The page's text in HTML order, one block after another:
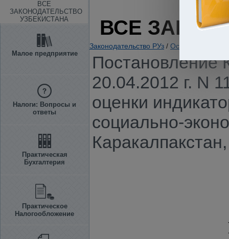
ВСЕ
ЗАКОНОДАТЕЛЬСТВО
УЗБЕКИСТАНА
Малое предприятие
Налоги: Вопросы и
ответы
Практическая
Бухгалтерия
Практическое
Налогообложение
ВСЕ
Законодательство РУз / Основы
Постановление
20.04.2012 г. N
оценки
социально-